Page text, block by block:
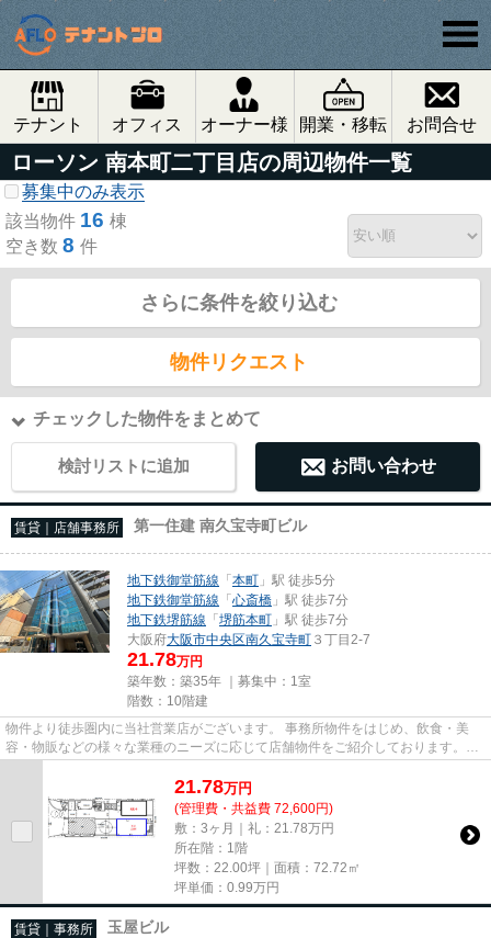
テナント オフィス オーナー様 開業・移転 お問合せ
ローソン 南本町二丁目店の周辺物件一覧
募集中のみ表示
該当物件 16 棟
空き数 8 件
さらに条件を絞り込む
物件リクエスト
チェックした物件をまとめて
検討リストに追加 お問い合わせ
賃貸｜店舗事務所 第一住建 南久宝寺町ビル
地下鉄御堂筋線 「本町 」駅 徒歩5分
地下鉄御堂筋線 「心斎橋 」駅 徒歩7分
地下鉄堺筋線 「堺筋本町 」駅 徒歩7分
大阪府大阪市中央区南久宝寺町 ３丁目2-7
21.78万円
築年数：築35年 ｜募集中： 1室
階数：10階建
物件より徒歩圏内に当社営業店がございます。 事務所物件をはじめ、飲食・美
容・物販などの様々な業種のニーズに応じて店舗物件をご紹介しております。
尚、弊社ではおとり広告は一切...
21.78万円
(管理費・共益費 72,600円)
敷：3ヶ月｜礼：21.78万円
所在階：1階
坪数：22.00坪｜面積：72.72㎡
坪単価： 0.99万円
賃貸｜事務所 玉屋ビル